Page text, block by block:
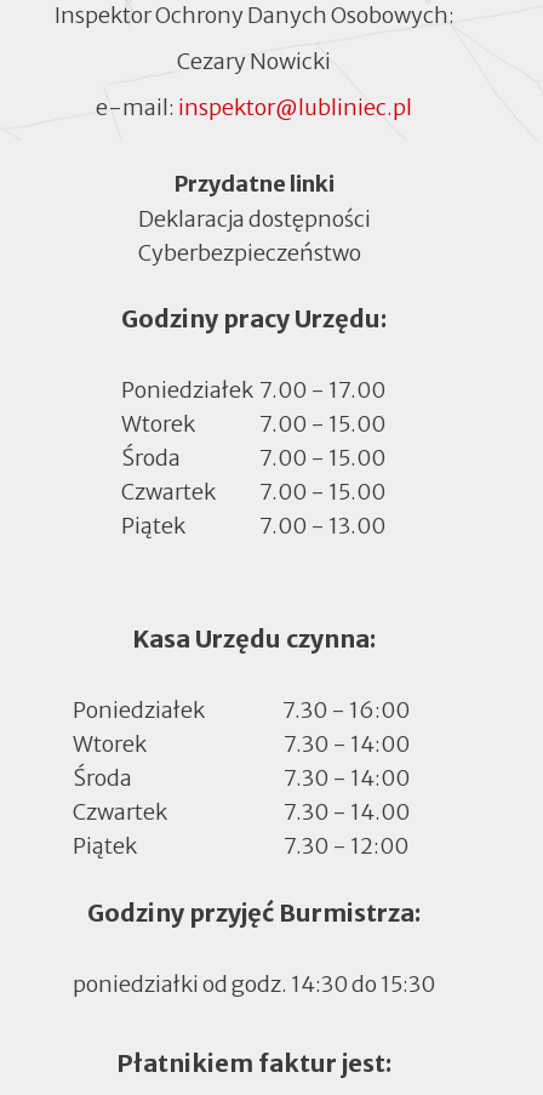
Inspektor Ochrony Danych Osobowych:
Cezary Nowicki
e-mail: inspektor@lubliniec.pl
MenuPrzydatne linki
Deklaracja dostępności
Cyberbezpieczeństwo
w
zakładce
Godziny pracy Urzędu:
Poniedziałek 7.00 - 17.00
Wtorek
7.00 - 15.00
Środa
7.00 - 15.00
Czwartek
7.00 - 15.00
Piątek
7.00 - 13.00
Kasa Urzędu czynna:
Poniedziałek
7.30 - 16:00
Wtorek
7.30 - 14:00
Środa
7.30 - 14:00
Czwartek
7.30 - 14.00
Piątek
7.30 - 12:00
Godziny przyjęć Burmistrza:
poniedziałki od godz. 14:30 do 15:30
Płatnikiem faktur jest: